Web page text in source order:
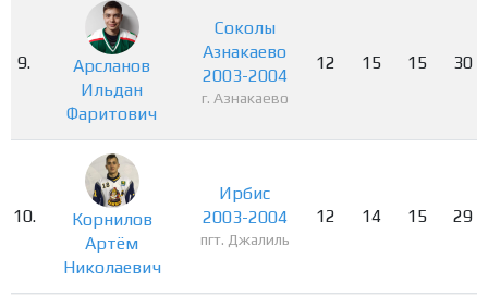
9.
Арсланов
Ильдан
Фаритович
Соколы
Азнакаево
2003-2004
г. Азнакаево
12 15 15 30
10.
Корнилов
Артём
Николаевич
Ирбис
2003-2004
пгт. Джалиль
12 14 15 29